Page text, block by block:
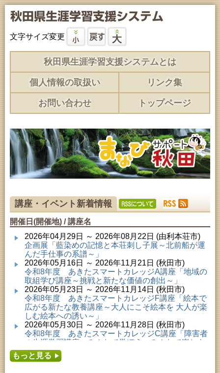
文字サイズ変更
秋田県生涯学習支援システムとは
個人情報の取扱い リンク集
お問い合わせ トップページ
講座・イベント新着情報
開催日(開催地) / 講座名
2026年04月29日 ～ 2026年08月22日 (由利本荘市)
企画展「藍染めの記憶と本荘刺し子展～北前船が運
んだ手仕事の系譜～」
2026年05月16日 ～ 2026年11月21日 (秋田市)
令和8年度 あきたスマートカレッジA講座「地域の
取組学び講座～挑戦と新たな価値の創出～」
2026年05月23日 ～ 2026年11月14日 (秋田市)
令和8年度 あきたスマートカレッジF講座「絵本で
広がる新たな教養講座～大人にこそ絵本を 大人が楽
しむ絵本への誘い～」
2026年05月30日 ～ 2026年11月28日 (秋田市)
令和8年度 あきたスマートカレッジC講座「障害者
の生涯学習講座～みんなで学ぼう、みんなで楽しも
う～」
2026年06月02日 ～ 2026年11月30日 (秋田市)
もっと見る